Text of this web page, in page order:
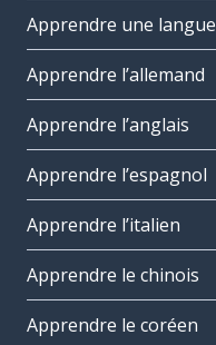
Apprendre une langue
Apprendre l’allemand
Apprendre l’anglais
Apprendre l’espagnol
Apprendre l’italien
Apprendre le chinois
Apprendre le coréen